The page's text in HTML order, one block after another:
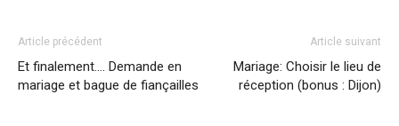
Article précédent
Et finalement…. Demande en
mariage et bague de fiançailles
Article suivant
Mariage: Choisir le lieu de
réception (bonus : Dijon)